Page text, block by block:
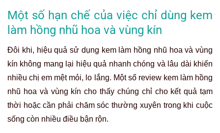
Một số hạn chế của việc chỉ dùng kem
làm hồng nhũ hoa và vùng kín
Đôi khi, hiệu quả sử dụng kem làm hồng nhũ hoa và vùng
kín không mang lại hiệu quả nhanh chóng và lâu dài khiến
nhiều chị em mệt mỏi, lo lắng. Một số review kem làm hồng
nhũ hoa và vùng kín cho thấy chúng chỉ cho kết quả tạm
thời hoặc cần phải chăm sóc thường xuyên trong khi cuộc
sống còn nhiều điều bận rộn.